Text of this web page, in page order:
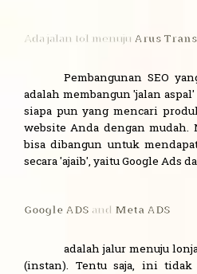
Ada jalan tol menuju Arus
Pembangunan SEO
adalah membangun 'jalan
siapa pun yang mencari
website Anda dengan mudah.
bisa dibangun untuk
secara 'ajaib', yaitu Google Ads
Google ADS and Meta ADS
adalah jalur menuju
(instan). Tentu saja, ini tidak